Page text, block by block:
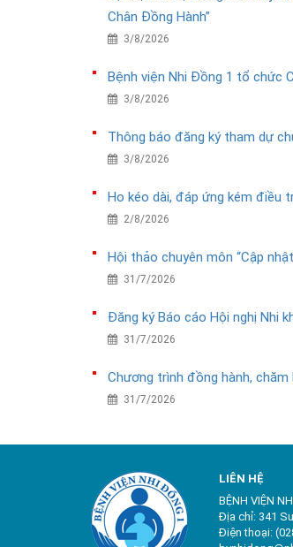
Chân Đồng Hành”
3/8/2026
Bệnh viện Nhi Đồng 1 tổ chức
3/8/2026
Thông báo đăng ký tham dự
3/8/2026
Ho kéo dài, đáp ứng kém điều
2/8/2026
Hội thảo chuyên môn “Cập
31/7/2026
Đăng ký Báo cáo Hội nghị Nhi
31/7/2026
Chương trình đồng hành,
31/7/2026
LIÊN HỆ
BỆNH VIỆN
Địa chỉ: 341
Điện thoại: